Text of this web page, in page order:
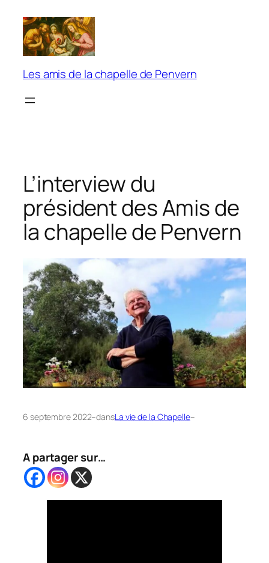
contenu
Les amis de la chapelle de Penvern
L’interview du
président des Amis de
la chapelle de Penvern
6 septembre 2022–dansLa vie de la Chapelle–
A partager sur…